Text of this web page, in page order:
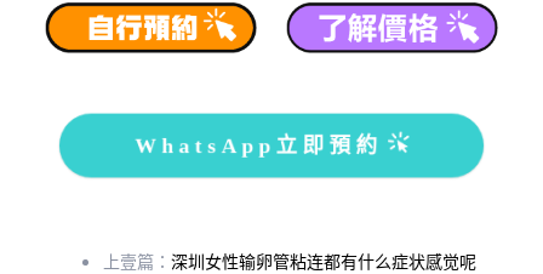
WhatsApp立即預約
上壹篇： 深圳女性输卵管粘连都有什么症状感觉呢